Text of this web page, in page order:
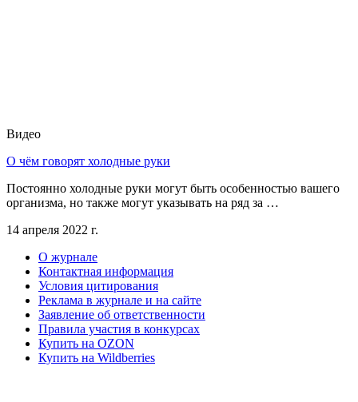
Видео
О чём говорят холодные руки
Постоянно холодные руки могут быть особенностью вашего
организма, но также могут указывать на ряд за …
14 апреля 2022 г.
О журнале
Контактная информация
Условия цитирования
Реклама в журнале и на сайте
Заявление об ответственности
Правила участия в конкурсах
Купить на OZON
Купить на Wildberries